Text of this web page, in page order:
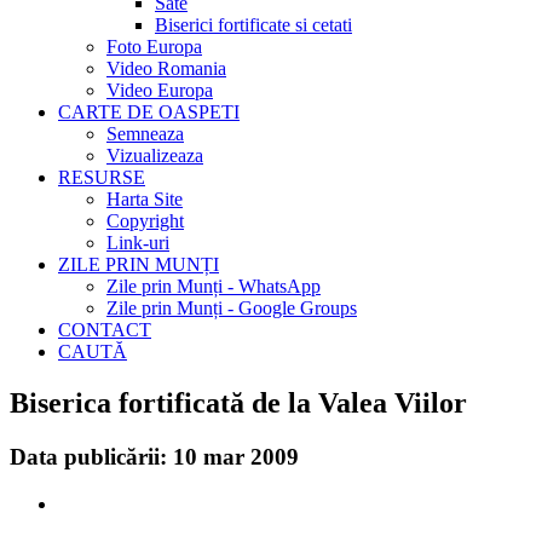
Biserici fortificate si cetati
Foto Europa
Video Romania
Video Europa
CARTE DE OASPETI
Semneaza
Vizualizeaza
RESURSE
Harta Site
Copyright
Link-uri
ZILE PRIN MUNȚI
Zile prin Munți - WhatsApp
Zile prin Munți - Google Groups
CONTACT
CAUTĂ
Biserica fortificată de la Valea Viilor
Data publicării: 10 mar 2009